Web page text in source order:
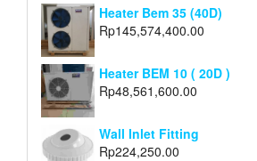
Heater Bem 35 (40D)
Rp145,574,400.00
Heater BEM 10 ( 20D )
Rp48,561,600.00
Wall Inlet Fitting
Rp224,250.00